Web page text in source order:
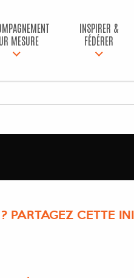
MESURE
INSPIRER &
FÉDÉRER
PARTAGEZ CETTE